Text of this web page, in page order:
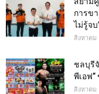
การข
ไม่รู้จ
สิงหาคม
ชลบุรี
พีเอฟ
สิงหาคม